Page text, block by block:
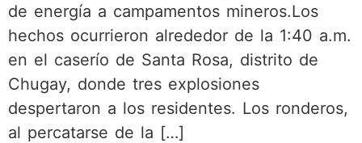
de energía a campamentos mineros.Los
hechos ocurrieron alrededor de la 1:40 a.m.
en el caserío de Santa Rosa, distrito de
Chugay, donde tres explosiones
despertaron a los residentes. Los ronderos,
al percatarse de la […]